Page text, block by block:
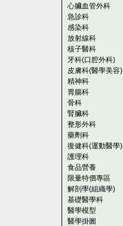
心臟血管外科
急診科
感染科
放射線科
核子醫科
牙科(口腔外科)
皮膚科(醫學美容)
精神科
胃腸科
骨科
腎臟科
整形外科
藥劑科
復健科(運動醫學)
護理科
食品營養
限量特價專區
解剖學(組織學)
基礎醫學科
醫學模型
醫學掛圖